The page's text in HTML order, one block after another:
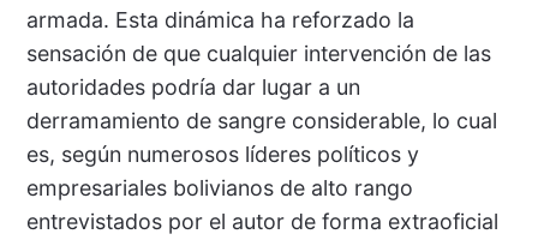
armada. Esta dinámica ha reforzado la
sensación de que cualquier intervención de las
autoridades podría dar lugar a un
derramamiento de sangre considerable, lo cual
es, según numerosos líderes políticos y
empresariales bolivianos de alto rango
entrevistados por el autor de forma extraoficial